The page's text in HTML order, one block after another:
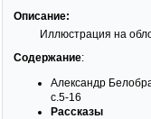
Описание:
Иллюстрация на
Содержание:
Александр
c.5-16
Рассказы